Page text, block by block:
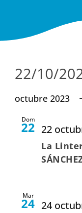
22/10/
Seleccionar
fecha.
octubre 2023
Dom
22 22
La
Mar
24 24